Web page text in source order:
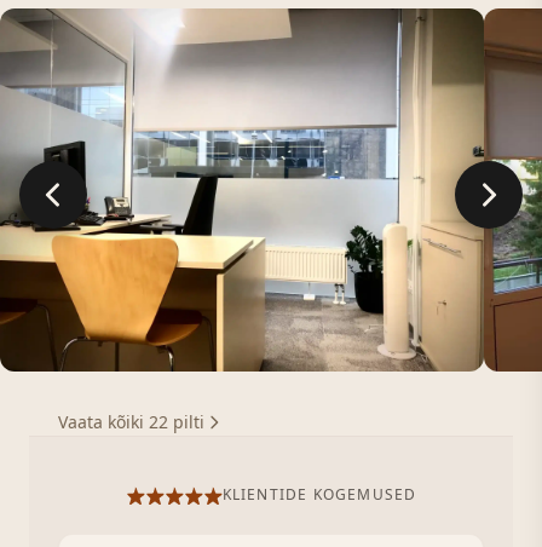
Vaata kõiki 22 pilti
KLIENTIDE KOGEMUSED